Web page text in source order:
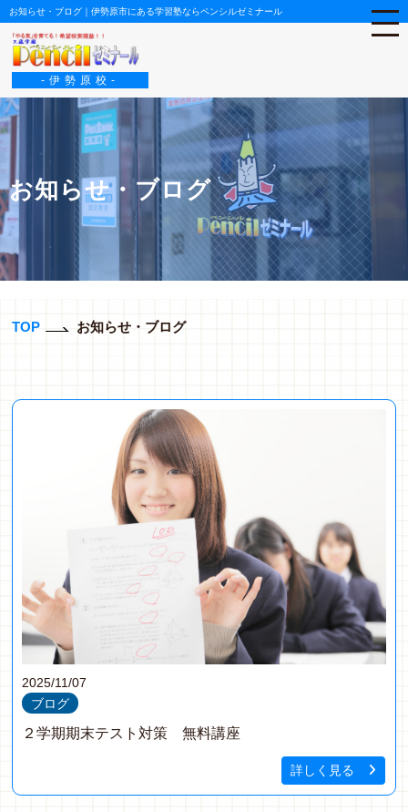
お知らせ・ブログ｜伊勢原市にある学習塾ならペンシルゼミナール
-伊勢原校-
お知らせ・ブログ
TOP お知らせ・ブログ
2025/11/07
ブログ
２学期期末テスト対策 無料講座
詳しく見る